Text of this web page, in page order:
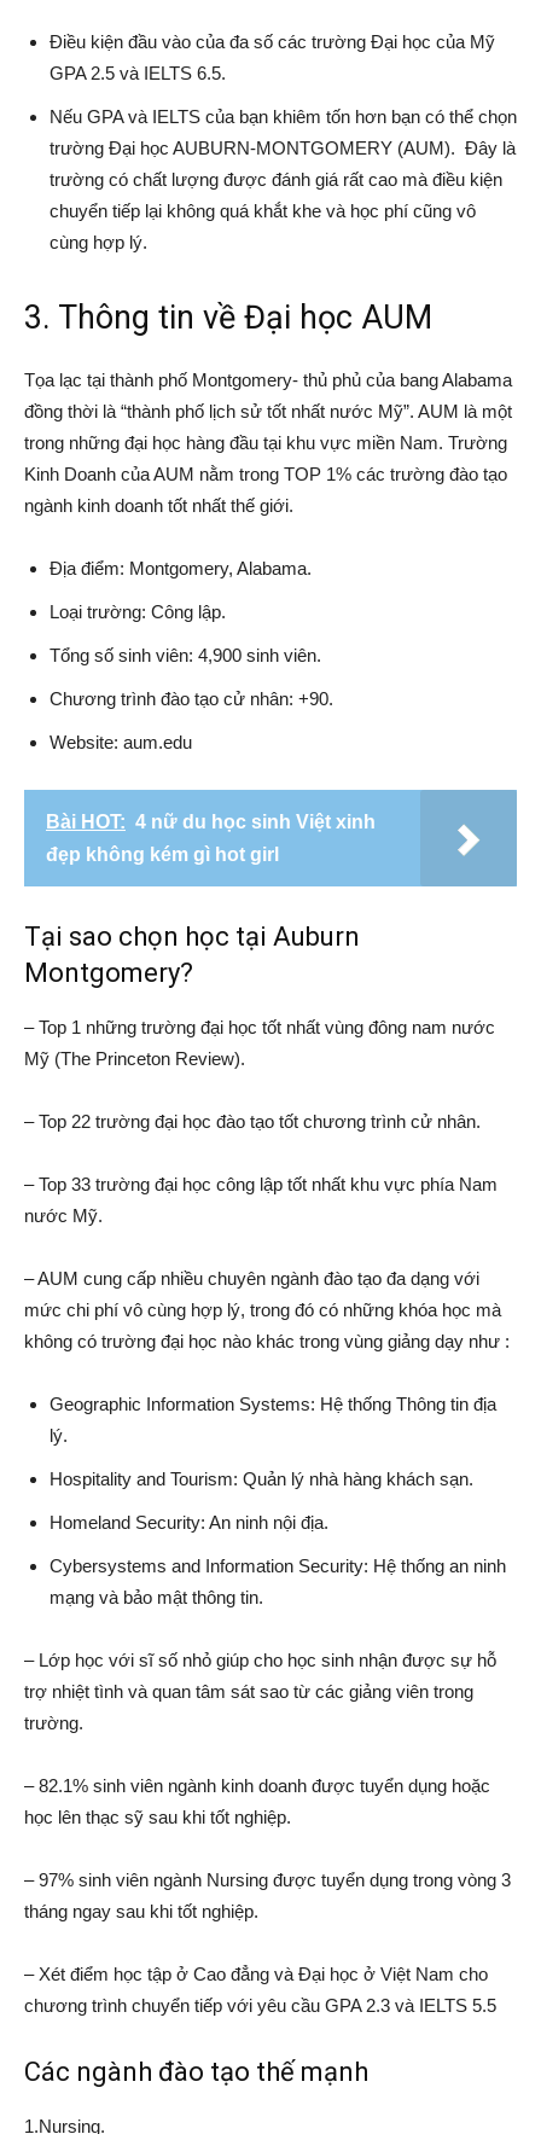
Điều kiện đầu vào của đa số các trường Đại học của Mỹ
GPA 2.5 và IELTS 6.5.
Nếu GPA và IELTS của bạn khiêm tốn hơn bạn có thể chọn
trường Đại học AUBURN-MONTGOMERY (AUM). Đây là
trường có chất lượng được đánh giá rất cao mà điều kiện
chuyển tiếp lại không quá khắt khe và học phí cũng vô
cùng hợp lý.
3. Thông tin về Đại học AUM
Tọa lạc tại thành phố Montgomery- thủ phủ của bang Alabama
đồng thời là “thành phố lịch sử tốt nhất nước Mỹ”. AUM là một
trong những đại học hàng đầu tại khu vực miền Nam. Trường
Kinh Doanh của AUM nằm trong TOP 1% các trường đào tạo
ngành kinh doanh tốt nhất thế giới.
Địa điểm: Montgomery, Alabama.
Loại trường: Công lập.
Tổng số sinh viên: 4,900 sinh viên.
Chương trình đào tạo cử nhân: +90.
Website: aum.edu
Bài HOT: 4 nữ du học sinh Việt xinh
đẹp không kém gì hot girl
Tại sao chọn học tại Auburn
Montgomery?
– Top 1 những trường đại học tốt nhất vùng đông nam nước
Mỹ (The Princeton Review).
– Top 22 trường đại học đào tạo tốt chương trình cử nhân.
– Top 33 trường đại học công lập tốt nhất khu vực phía Nam
nước Mỹ.
– AUM cung cấp nhiều chuyên ngành đào tạo đa dạng với
mức chi phí vô cùng hợp lý, trong đó có những khóa học mà
không có trường đại học nào khác trong vùng giảng dạy như :
Geographic Information Systems: Hệ thống Thông tin địa
lý.
Hospitality and Tourism: Quản lý nhà hàng khách sạn.
Homeland Security: An ninh nội địa.
Cybersystems and Information Security: Hệ thống an ninh
mạng và bảo mật thông tin.
– Lớp học với sĩ số nhỏ giúp cho học sinh nhận được sự hỗ
trợ nhiệt tình và quan tâm sát sao từ các giảng viên trong
trường.
– 82.1% sinh viên ngành kinh doanh được tuyển dụng hoặc
học lên thạc sỹ sau khi tốt nghiệp.
– 97% sinh viên ngành Nursing được tuyển dụng trong vòng 3
tháng ngay sau khi tốt nghiệp.
– Xét điểm học tập ở Cao đẳng và Đại học ở Việt Nam cho
chương trình chuyển tiếp với yêu cầu GPA 2.3 và IELTS 5.5
Các ngành đào tạo thế mạnh
1.Nursing.